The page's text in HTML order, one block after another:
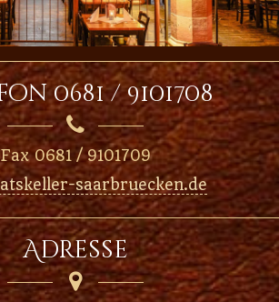
0681 / 9101708

Fax 0681 / 9101709
saarbruecken.de
Adresse
